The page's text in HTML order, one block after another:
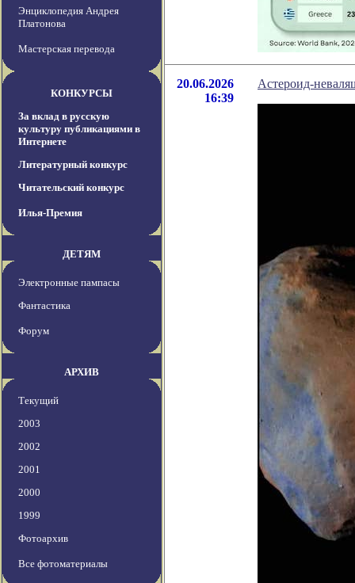
Энциклопедия Андрея
Платонова
Мастерская перевода
КОНКУРСЫ
За вклад в русскую
культуру публикациями в
Интернете
Литературный конкурс
Читательский конкурс
Илья-Премия
ДЕТЯМ
Электронные пампасы
Фантастика
Форум
АРХИВ
Текущий
2003
2002
2001
2000
1999
Фотоархив
Все фотоматериалы
20.06.2026
16:39
Астероид-